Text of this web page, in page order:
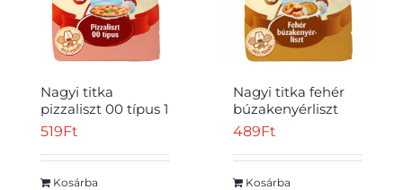
Nagyi titka
pizzaliszt 00 típus 1
kg
519Ft
Kosárba
Nagyi titka fehér
búzakenyérliszt
BL80 1 kg
489Ft
Kosárba